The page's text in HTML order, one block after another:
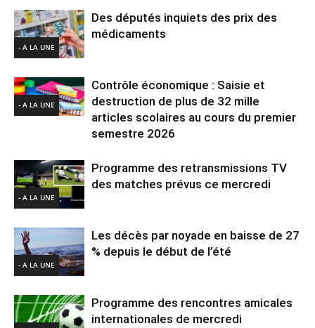
- A LA UNE
Des députés inquiets des prix des
médicaments
- A LA UNE
Contrôle économique : Saisie et
destruction de plus de 32 mille
articles scolaires au cours du premier
semestre 2026
- A LA UNE
Programme des retransmissions TV
des matches prévus ce mercredi
- A LA UNE
Les décès par noyade en baisse de 27
% depuis le début de l’été
Programme des rencontres amicales
internationales de mercredi